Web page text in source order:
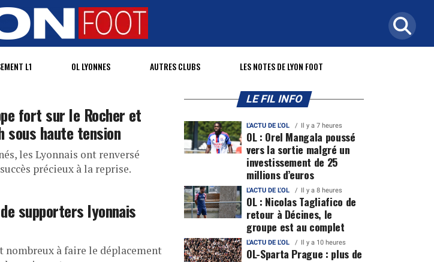
L1 OL LYONNES AUTRES CLUBS LES NOTES DE LYON FOOT
fort sur le Rocher et
sous haute tension
les Lyonnais ont renversé
précieux à la reprise.
supporters lyonnais
nombreux à faire le déplacement
LE FIL INFO
L'ACTU DE L'OL Il y a 7 heures
OL : Orel Mangala poussé
vers la sortie malgré un
investissement de 25
millions d’euros
L'ACTU DE L'OL Il y a 8 heures
OL : Nicolas Tagliafico de
retour à Décines, le
groupe est au complet
L'ACTU DE L'OL Il y a 10 heures
OL-Sparta Prague : plus de